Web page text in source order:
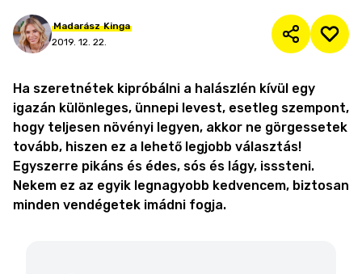
Madarász Kinga
2019. 12. 22.
Ha szeretnétek kipróbálni a halászlén kívül egy
igazán különleges, ünnepi levest, esetleg szempont,
hogy teljesen növényi legyen, akkor ne görgessetek
tovább, hiszen ez a lehető legjobb választás!
Egyszerre pikáns és édes, sós és lágy, isssteni.
Nekem ez az egyik legnagyobb kedvencem, biztosan
minden vendégetek imádni fogja.